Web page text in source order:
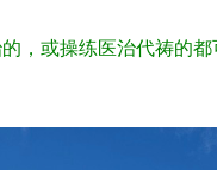
，或操练医治代祷的